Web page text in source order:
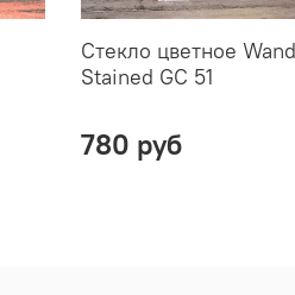
Стекло цветное
Stained GC 51
780 руб